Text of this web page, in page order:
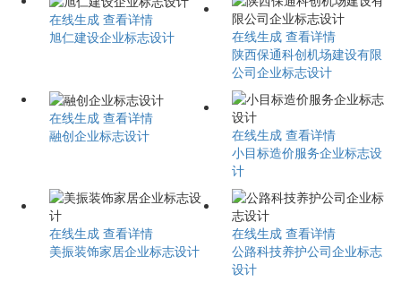
在线生成 查看详情
旭仁建设企业标志设计
在线生成 查看详情
陕西保通科创机场建设有限
公司企业标志设计
在线生成 查看详情
融创企业标志设计
在线生成 查看详情
小目标造价服务企业标志设
计
在线生成 查看详情
美振装饰家居企业标志设计
在线生成 查看详情
公路科技养护公司企业标志
设计